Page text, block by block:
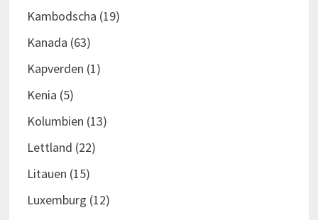
Kambodscha (19)
Kanada (63)
Kapverden (1)
Kenia (5)
Kolumbien (13)
Lettland (22)
Litauen (15)
Luxemburg (12)